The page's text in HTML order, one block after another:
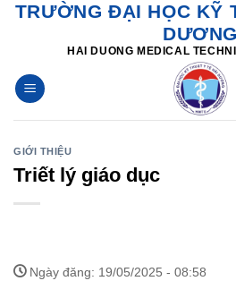
SkipTRƯỜNG ĐẠI HỌC KỸ
DƯƠNG
HAI DUONG MEDICAL
GIỚI THIỆU
Triết lý giáo dục
Ngày đăng: 19/05/2025 - 08:58